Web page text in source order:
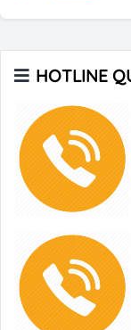
HOTLINE